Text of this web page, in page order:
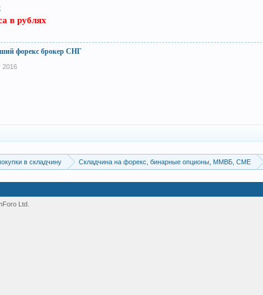
в рублях
форекс брокер СНГ
2016
в складчину Складчина на форекс, бинарные опционы, ММВБ, CME
Ltd.